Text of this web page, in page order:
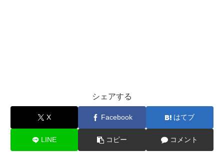
シェアする
X Facebook はてブ
LINE コピー コメント